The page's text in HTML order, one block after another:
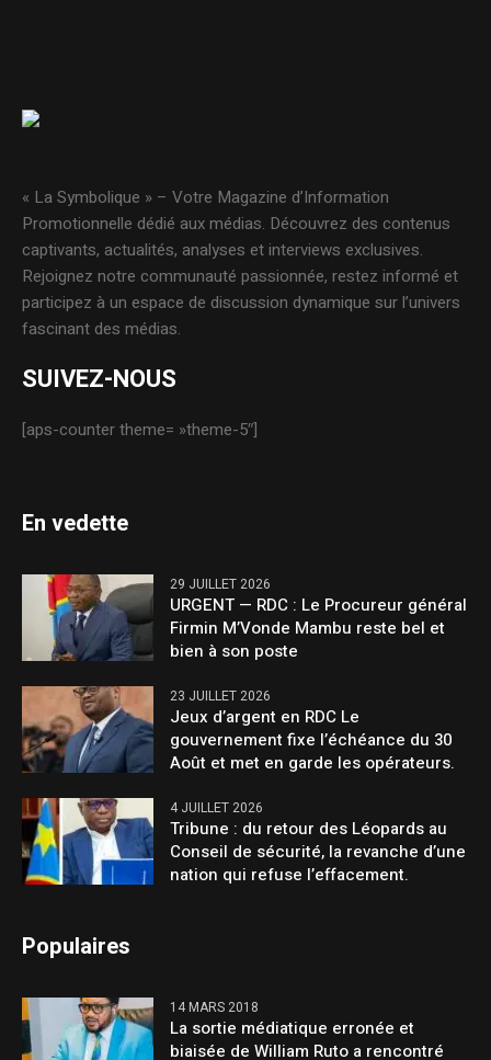
« La Symbolique » – Votre Magazine d’Information
Promotionnelle dédié aux médias. Découvrez des contenus
captivants, actualités, analyses et interviews exclusives.
Rejoignez notre communauté passionnée, restez informé et
participez à un espace de discussion dynamique sur l’univers
fascinant des médias.
SUIVEZ-NOUS
[aps-counter theme= »theme-5″]
En vedette
29 JUILLET 2026
URGENT — RDC : Le Procureur général
Firmin M’Vonde Mambu reste bel et
bien à son poste
23 JUILLET 2026
Jeux d’argent en RDC Le
gouvernement fixe l’échéance du 30
Août et met en garde les opérateurs.
4 JUILLET 2026
Tribune : du retour des Léopards au
Conseil de sécurité, la revanche d’une
nation qui refuse l’effacement.
Populaires
14 MARS 2018
La sortie médiatique erronée et
biaisée de William Ruto a rencontré